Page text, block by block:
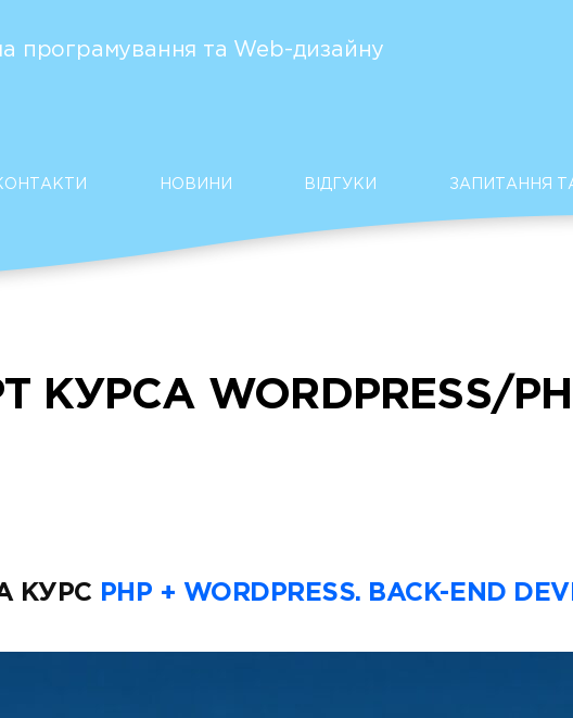
програмування та Web-дизайну
НОВИНИ ВІДГУКИ ЗАПИТАННЯ ТА
КУРСА WORDPRESS/
КУРС PHP + WORDPRESS. BACK-END